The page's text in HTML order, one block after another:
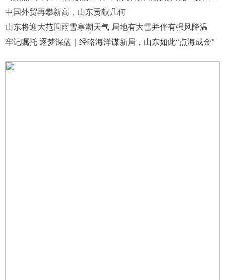
中国外贸再攀新高，山东贡献几何
山东将迎大范围雨雪寒潮天气 局地有大雪并伴有强风降温
牢记嘱托 逐梦深蓝｜经略海洋谋新局，山东如此“点海成金”